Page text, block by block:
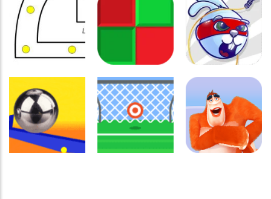
Coordenação
Motora
Labirinto do
Mouse
Coordenação
Motora
Não toque no
vermelho
Coordenação
Motora
Rabbit
Samurai